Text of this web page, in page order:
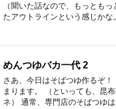
（聞いた話なので、もっとも
たアウトラインという感じかな
めんつゆバカ一代 2
さあ、今日はそばつゆ作るぞ
まります。 （といっても、昆
ネ） 通常、専門店のそばつゆ